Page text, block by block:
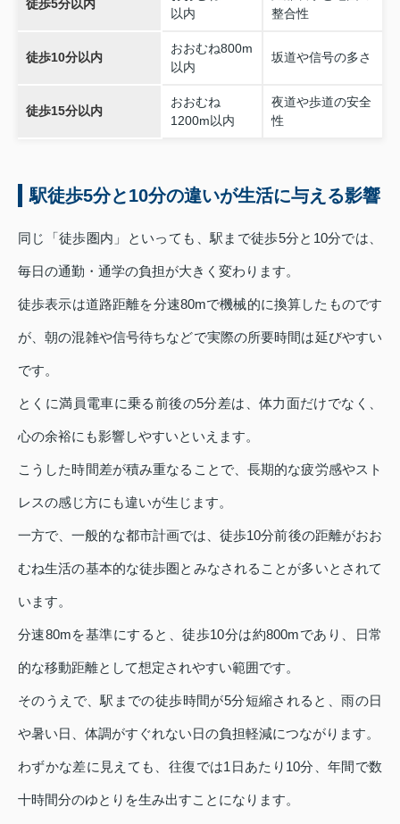
徒歩5分以内
以内
整合性
徒歩10分以内
おおむね800m
以内
坂道や信号の多さ
徒歩15分以内
おおむね
1200m以内
夜道や歩道の安全
性
駅徒歩5分と10分の違いが生活に与える影響
同じ「徒歩圏内」といっても、駅まで徒歩5分と10分では、
毎日の通勤・通学の負担が大きく変わります。
徒歩表示は道路距離を分速80mで機械的に換算したものです
が、朝の混雑や信号待ちなどで実際の所要時間は延びやすい
です。
とくに満員電車に乗る前後の5分差は、体力面だけでなく、
心の余裕にも影響しやすいといえます。
こうした時間差が積み重なることで、長期的な疲労感やスト
レスの感じ方にも違いが生じます。
一方で、一般的な都市計画では、徒歩10分前後の距離がおお
むね生活の基本的な徒歩圏とみなされることが多いとされて
います。
分速80mを基準にすると、徒歩10分は約800mであり、日常
的な移動距離として想定されやすい範囲です。
そのうえで、駅までの徒歩時間が5分短縮されると、雨の日
や暑い日、体調がすぐれない日の負担軽減につながります。
わずかな差に見えても、往復では1日あたり10分、年間で数
十時間分のゆとりを生み出すことになります。